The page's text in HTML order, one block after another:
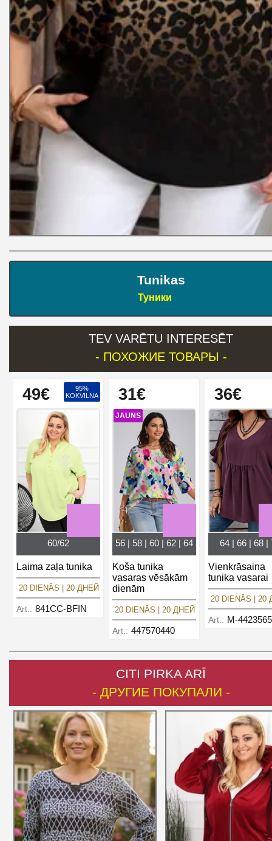
Tunikas
Туники
TEV VARĒTU INTERESĒT
- ПОХОЖИЕ ТОВАРЫ -
49€
95%
KOKVILNA
60/62
Laima zaļa tunika
20 DIENĀS | 20 ДНЕЙ
Art.: 841CC-BFIN
31€
JAUNS
56 | 58 | 60 | 62 | 64
Koša tunika
vasaras vēsākām
dienām
20 DIENĀS | 20 ДНЕЙ
Art.: 447570440
36€
64 | 66 | 68 |
Vienkrāsaina
tunika vasarai
20 DIENĀS | 20
Art.: M-
CITI PIRKA ARĪ
- ДРУГИЕ ПОКУПАЛИ -